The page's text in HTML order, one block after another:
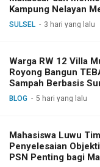
Kampung Nelayan
SULSEL 3 hari yang lalu
Warga RW 12 Villa
Royong Bangun
Sampah Berbasis
BLOG 5 hari yang lalu
Mahasiswa Luwu
Penyelesaian
PSN Penting bagi